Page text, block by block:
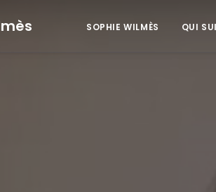
SOPHIE WILMÈS QUI